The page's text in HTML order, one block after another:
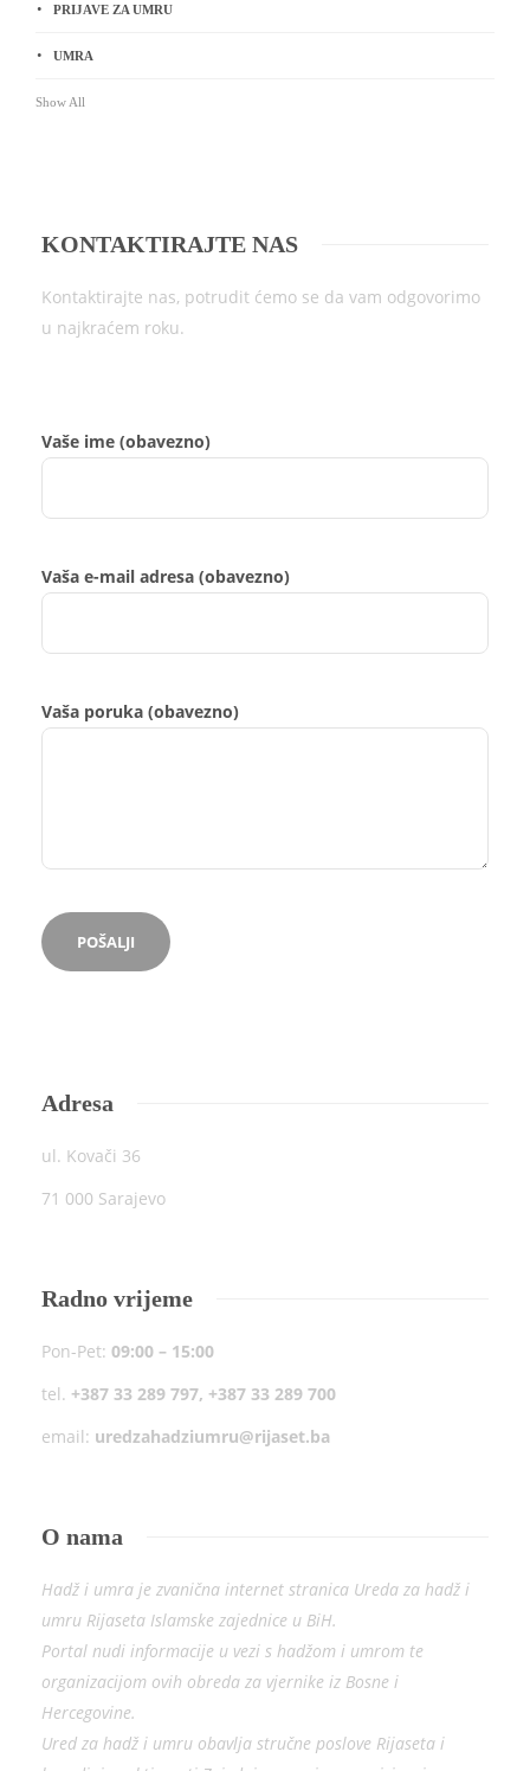
PRIJAVE ZA UMRU
UMRA
Show All
KONTAKTIRAJTE NAS
Kontaktirajte nas, potrudit ćemo se da vam odgovorimo
u najkraćem roku.
Vaše ime (obavezno)
Vaša e-mail adresa (obavezno)
Vaša poruka (obavezno)
Adresa
ul. Kovači 36
71 000 Sarajevo
Radno vrijeme
Pon-Pet: 09:00 – 15:00
tel. +387 33 289 797, +387 33 289 700
email: uredzahadziumru@rijaset.ba
O nama
Hadž i umra je zvanična internet stranica Ureda za hadž i
umru Rijaseta Islamske zajednice u BiH.
Portal nudi informacije u vezi s hadžom i umrom te
organizacijom ovih obreda za vjernike iz Bosne i
Hercegovine.
Ured za hadž i umru obavlja stručne poslove Rijaseta i